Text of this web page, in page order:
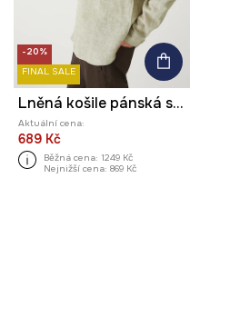
-20%
FINAL SALE
Lněná košile pánská se stojáčkem zelená barva
Aktuální cena:
689 Kč
Běžná cena: 1249 Kč
Nejnižší cena: 869 Kč